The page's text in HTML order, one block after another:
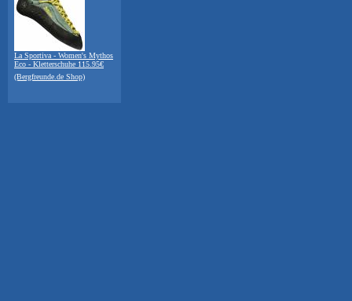
La Sportiva - Women's Mythos
Eco - Kletterschuhe 115.95€
(Bergfreunde.de Shop)